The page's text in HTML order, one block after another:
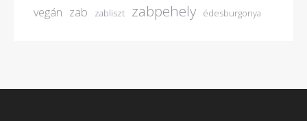
vegán zab zabliszt zabpehely édesburgonya